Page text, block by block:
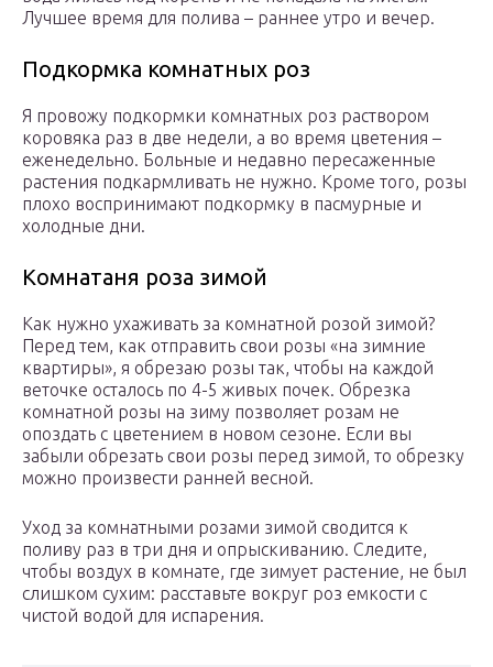
Лучшее время для полива – раннее утро и вечер.
Подкормка комнатных роз
Я провожу подкормки комнатных роз раствором
коровяка раз в две недели, а во время цветения –
еженедельно. Больные и недавно пересаженные
растения подкармливать не нужно. Кроме того, розы
плохо воспринимают подкормку в пасмурные и
холодные дни.
Комнатаня роза зимой
Как нужно ухаживать за комнатной розой зимой?
Перед тем, как отправить свои розы «на зимние
квартиры», я обрезаю розы так, чтобы на каждой
веточке осталось по 4-5 живых почек. Обрезка
комнатной розы на зиму позволяет розам не
опоздать с цветением в новом сезоне. Если вы
забыли обрезать свои розы перед зимой, то обрезку
можно произвести ранней весной.
Уход за комнатными розами зимой сводится к
поливу раз в три дня и опрыскиванию. Следите,
чтобы воздух в комнате, где зимует растение, не был
слишком сухим: расставьте вокруг роз емкости с
чистой водой для испарения.